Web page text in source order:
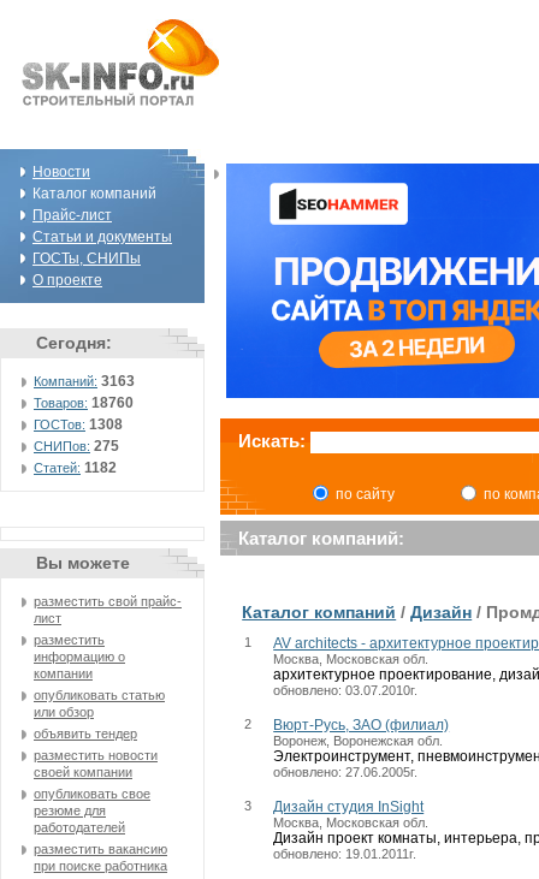
Новости
Каталог компаний
Прайс-лист
Статьи и документы
ГОСТы, СНИПы
О проекте
Сегодня:
Компаний: 3163
Товаров: 18760
ГОСТов: 1308
СНИПов: 275
Статей: 1182
Вы можете
разместить свой прайс-
лист
разместить
информацию о
компании
опубликовать статью
или обзор
объявить тендер
разместить новости
своей компании
опубликовать свое
резюме для
работодателей
разместить вакансию
при поиске работника
Искать:
по сайту по
Каталог компаний:
Каталог компаний /Дизайн /
1 AV architects - архитектурное
Москва, Московская обл.
архитектурное проектирование,
обновлено: 03.07.2010г.
2 Вюрт-Русь, ЗАО (филиал)
Воронеж, Воронежская обл.
Электроинструмент,
обновлено: 27.06.2005г.
3 Дизайн студия InSight
Москва, Московская обл.
Дизайн проект комнаты, интерьера,
обновлено: 19.01.2011г.